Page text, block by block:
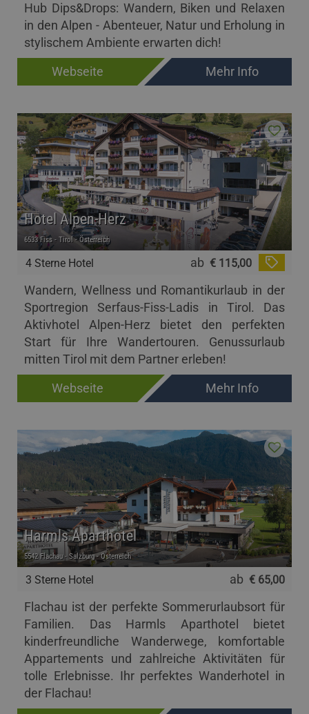
Hub Dips&Drops: Wandern, Biken und Relaxen
in den Alpen - Abenteuer, Natur und Erholung in
stylischem Ambiente erwarten dich!
Webseite
Mehr Info
4 Sterne Hotel
Hotel Alpen-Herz
6533 Fiss - Tirol - Österreich
ab € 115,00
Wandern, Wellness und Romantikurlaub in der
Sportregion Serfaus-Fiss-Ladis in Tirol. Das
Aktivhotel Alpen-Herz bietet den perfekten
Start für Ihre Wandertouren. Genussurlaub
mitten Tirol mit dem Partner erleben!
Webseite
Mehr Info
3 Sterne Hotel
Harmls Aparthotel
5542 Flachau - Salzburg - Österreich
ab € 65,00
Flachau ist der perfekte Sommerurlaubsort für
Familien. Das Harmls Aparthotel bietet
kinderfreundliche Wanderwege, komfortable
Appartements und zahlreiche Aktivitäten für
tolle Erlebnisse. Ihr perfektes Wanderhotel in
der Flachau!